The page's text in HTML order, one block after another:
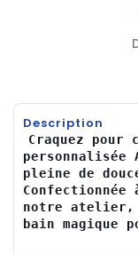
Description
Craquez pour
personnalisée
pleine de
Confectionnée
notre atelier,
bain magique